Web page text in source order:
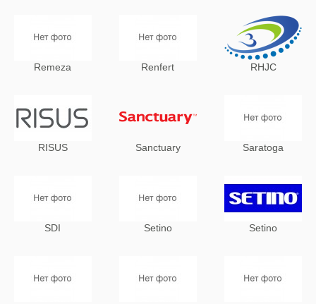
Remeza Renfert RHJC
RISUS Sanctuary Saratoga
SDI Setino Setino